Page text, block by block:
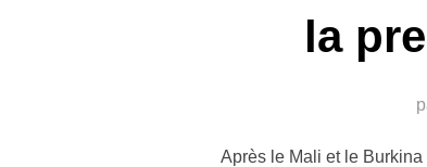
la
Après le Mali et le